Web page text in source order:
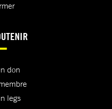
don
legs